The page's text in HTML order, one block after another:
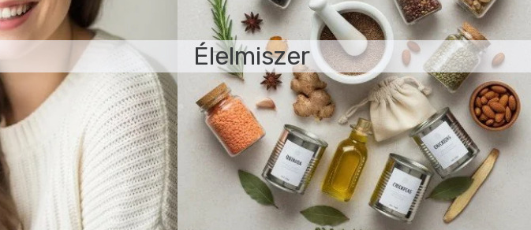
Élelmiszer